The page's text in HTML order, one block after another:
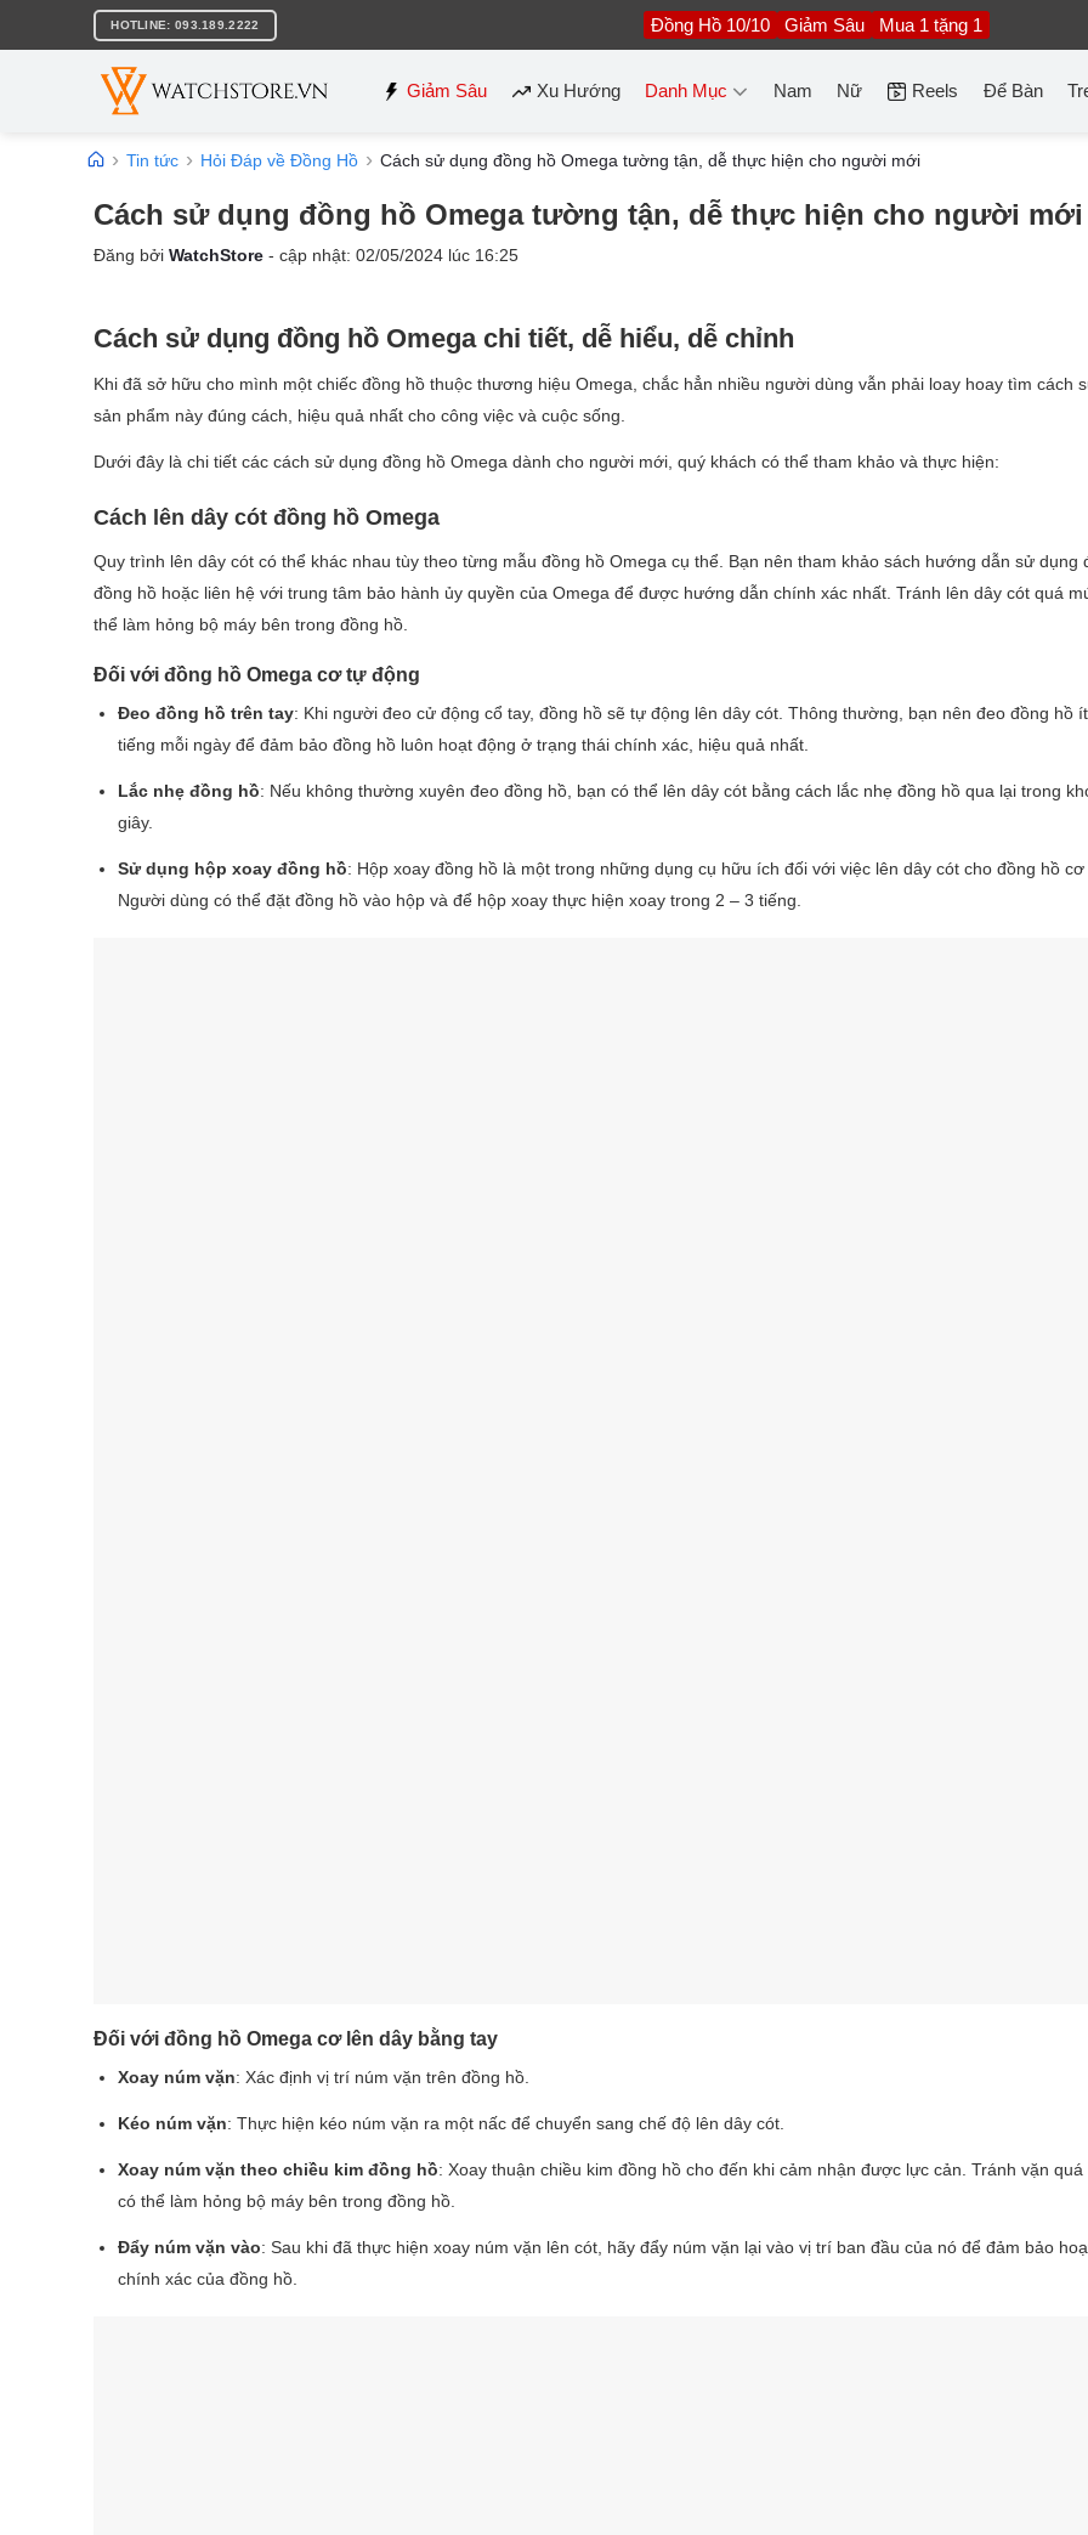
nội
HOTLINE: 093.189.2222 Đồng Hồ 10/10 Giảm Sâu Mua 1 tặng 1
Giảm Sâu Xu Hướng Danh Mục Nam Nữ Reels Để Bàn
Tin tức Hỏi Đáp về Đồng Hồ Cách sử dụng đồng hồ Omega tường tận, dễ thực hiện cho người mới
Cách sử dụng đồng hồ Omega tường tận, dễ thực hiện cho người mới
Đăng bởi WatchStore - cập nhật: 02/05/2024 lúc 16:25
Cách sử dụng đồng hồ Omega chi tiết, dễ hiểu, dễ chỉnh
Khi đã sở hữu cho mình một chiếc đồng hồ thuộc thương hiệu Omega, chắc hẳn nhiều người dùng vẫn phải loay hoay tìm cách
sản phẩm này đúng cách, hiệu quả nhất cho công việc và cuộc sống.
Dưới đây là chi tiết các cách sử dụng đồng hồ Omega dành cho người mới, quý khách có thể tham khảo và thực hiện:
Cách lên dây cót đồng hồ Omega
Quy trình lên dây cót có thể khác nhau tùy theo từng mẫu đồng hồ Omega cụ thể. Bạn nên tham khảo sách hướng dẫn sử dụng
đồng hồ hoặc liên hệ với trung tâm bảo hành ủy quyền của Omega để được hướng dẫn chính xác nhất. Tránh lên dây cót quá
thể làm hỏng bộ máy bên trong đồng hồ.
Đối với đồng hồ Omega cơ tự động
Đeo đồng hồ trên tay: Khi người đeo cử động cổ tay, đồng hồ sẽ tự động lên dây cót. Thông thường, bạn nên đeo đồng hồ
tiếng mỗi ngày để đảm bảo đồng hồ luôn hoạt động ở trạng thái chính xác, hiệu quả nhất.
Lắc nhẹ đồng hồ: Nếu không thường xuyên đeo đồng hồ, bạn có thể lên dây cót bằng cách lắc nhẹ đồng hồ qua lại trong
giây.
Sử dụng hộp xoay đồng hồ: Hộp xoay đồng hồ là một trong những dụng cụ hữu ích đối với việc lên dây cót cho đồng hồ cơ
Người dùng có thể đặt đồng hồ vào hộp và để hộp xoay thực hiện xoay trong 2 – 3 tiếng.
Đối với đồng hồ Omega cơ lên dây bằng tay
Xoay núm vặn: Xác định vị trí núm vặn trên đồng hồ.
Kéo núm vặn: Thực hiện kéo núm vặn ra một nấc để chuyển sang chế độ lên dây cót.
Xoay núm vặn theo chiều kim đồng hồ: Xoay thuận chiều kim đồng hồ cho đến khi cảm nhận được lực cản. Tránh vặn quá
có thể làm hỏng bộ máy bên trong đồng hồ.
Đẩy núm vặn vào: Sau khi đã thực hiện xoay núm vặn lên cót, hãy đẩy núm vặn lại vào vị trí ban đầu của nó để đảm bảo
chính xác của đồng hồ.